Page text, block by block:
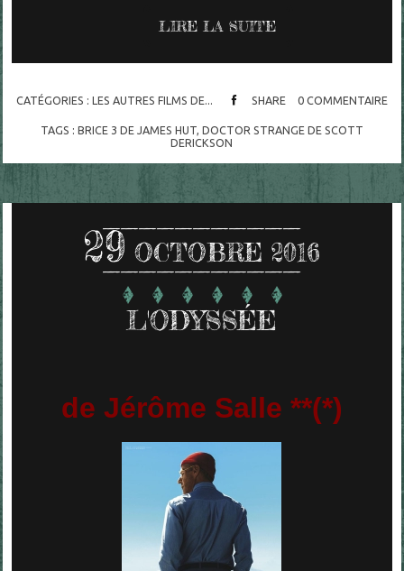
LIRE LA SUITE
CATÉGORIES : LES AUTRES FILMS DE... SHARE 0 COMMENTAIRE
TAGS : BRICE 3 DE JAMES HUT, DOCTOR STRANGE DE SCOTT
DERICKSON
29 OCTOBRE 2016
L'ODYSSÉE
de Jérôme Salle **(*)